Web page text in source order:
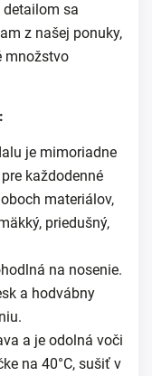
sa
z našej ponuky,
množstvo
je mimoriadne
každodenné
materiálov,
priedušný,
na nosenie.
a hodvábny
a je odolná voči
na 40°C, sušiť v